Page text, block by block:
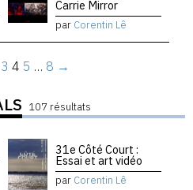
Carrie Mirror
par Corentin Lê
3 4 5 … 8 →
107 résultats
31e Côté Court :
Essai et art vidéo
par Corentin Lê